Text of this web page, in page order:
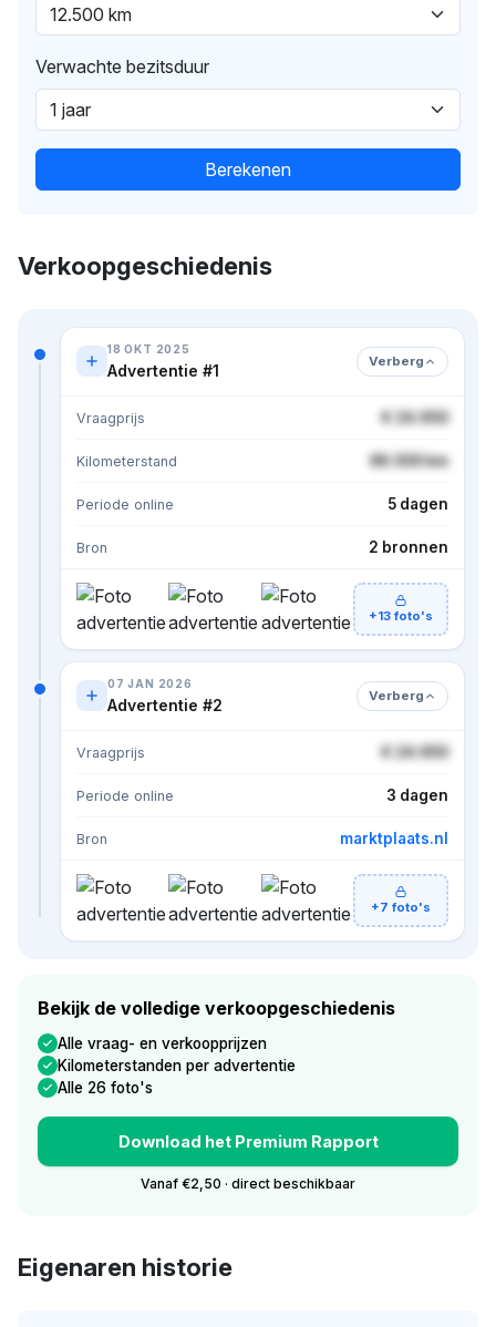
Verwachte bezitsduur
Berekenen
Verkoopgeschiedenis
18 OKT 2025
Advertentie #1 Verberg
Vraagprijs € 24.950
Kilometerstand 86.500 km
Periode online 5 dagen
Bron 2 bronnen
+13 foto's
07 JAN 2026
Advertentie #2 Verberg
Vraagprijs € 24.950
Periode online 3 dagen
Bron marktplaats.nl
+7 foto's
Bekijk de volledige verkoopgeschiedenis
Alle vraag- en verkoopprijzen
Kilometerstanden per advertentie
Alle 26 foto's
Download het Premium Rapport
Vanaf €2,50 · direct beschikbaar
Eigenaren historie